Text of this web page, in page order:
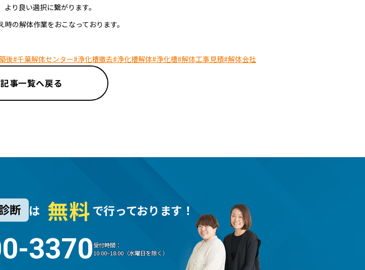
り良い選択に繋がります。
の解体作業をおこなっております。
後#千葉解体センター#浄化槽撤去#浄化槽解体#浄化槽#解体工事見積#解体会社
記事一覧へ戻る
断 は 無料で行っております！
3370受付時間：
10:00~18:00（水曜日を除く）